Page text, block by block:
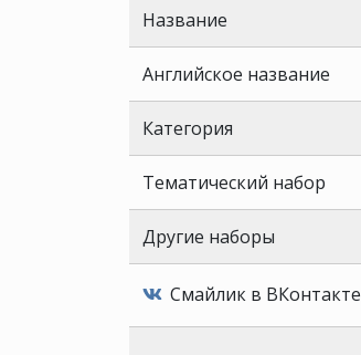
Название
Английское название
Категория
Тематический набор
Другие наборы
Смайлик в ВКонтакте